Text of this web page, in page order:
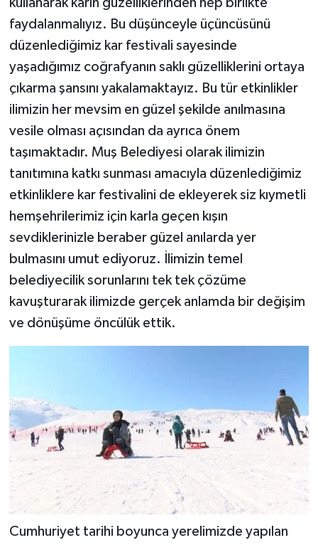
faydalanmalıyız. Bu düşünceyle üçüncüsünü
düzenlediğimiz kar festivali sayesinde
yaşadığımız coğrafyanın saklı güzelliklerini ortaya
çıkarma şansını yakalamaktayız. Bu tür etkinlikler
ilimizin her mevsim en güzel şekilde anılmasına
vesile olması açısından da ayrıca önem
taşımaktadır. Muş Belediyesi olarak ilimizin
tanıtımına katkı sunması amacıyla düzenlediğimiz
etkinliklere kar festivalini de ekleyerek siz kıymetli
hemşehrilerimiz için karla geçen kışın
sevdiklerinizle beraber güzel anılarda yer
bulmasını umut ediyoruz. İlimizin temel
belediyecilik sorunlarını tek tek çözüme
kavuşturarak ilimizde gerçek anlamda bir değişim
ve dönüşüme öncülük ettik.
Cumhuriyet tarihi boyunca yerelimizde yapılan